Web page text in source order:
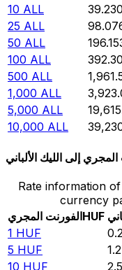
10 ALL
25 ALL
50 ALL
100 ALL
500 ALL
1,000 ALL
5,000 ALL
10,000 ALL
إلى الليك الألباني
Rate information
currency
الفورنت المجريHUF
1 HUF
5 HUF
10 HUF